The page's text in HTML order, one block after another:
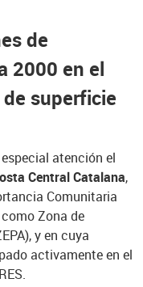
de
2000 en el
de superficie
atención el
Central Catalana,
Comunitaria
Zona de
y en cuya
activamente en el